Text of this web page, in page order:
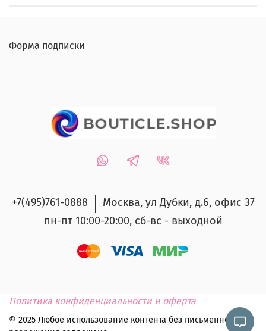
Форма подписки
+7(495)761-0888
Москва, ул Дубки, д.6, офис 37
пн-пт 10:00-20:00, сб-вс - выходной
Политика конфиденциальности и оферта
© 2025 Любое использование контента без письменного